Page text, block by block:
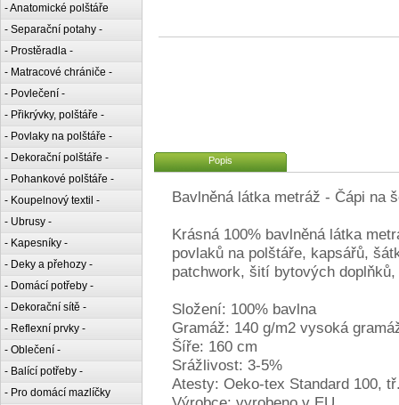
- Anatomické polštáře
- Separační potahy -
- Prostěradla -
- Matracové chrániče -
- Povlečení -
- Přikrývky, polštáře -
- Povlaky na polštáře -
- Dekorační polštáře -
- Pohankové polštáře -
- Koupelnový textil -
- Ubrusy -
- Kapesníky -
- Deky a přehozy -
- Domácí potřeby -
- Dekorační sítě -
- Reflexní prvky -
- Oblečení -
- Balící potřeby -
- Pro domácí mazlíčky
Popis
Bavlněná látka metráž - Čápi na
Krásná 100% bavlněná látka
povlaků na polštáře, kapsářů,
patchwork, šití bytových
Složení: 100% bavlna
Gramáž: 140 g/m2 vysoká
Šíře: 160 cm
Srážlivost: 3-5%
Atesty: Oeko-tex Standard 100,